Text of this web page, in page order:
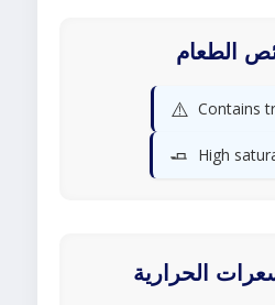
الطعام
⚠️ Contains
🧈 High
الحرارية